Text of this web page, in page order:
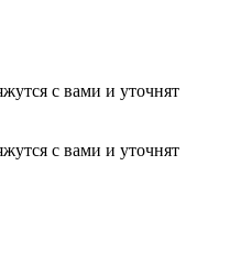
с вами и уточнят
с вами и уточнят